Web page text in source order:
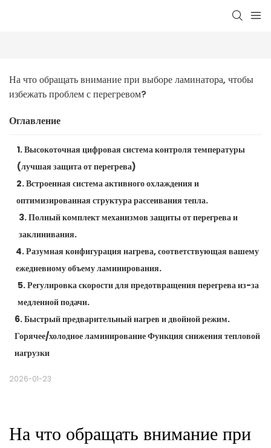
На что обращать внимание при выборе ламинатора, чтобы
избежать проблем с перегревом?
Оглавление
1. Высокоточная цифровая система контроля температуры
(лучшая защита от перегрева)
2. Встроенная система активного охлаждения и
оптимизированная структура рассеивания тепла.
3. Полный комплект механизмов защиты от перегрева и
заклинивания.
4. Разумная конфигурация нагрева, соответствующая вашему
ежедневному объему ламинирования.
5. Регулировка скорости для предотвращения перегрева из-за
медленной подачи.
6. Быстрый предварительный нагрев и двойной режим.
Горячее/холодное ламинирование Функция снижения тепловой
нагрузки
2026-01-23
На что обращать внимание при